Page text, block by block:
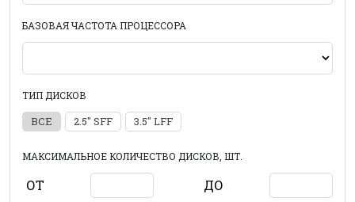
БАЗОВАЯ ЧАСТОТА ПРОЦЕССОРА
ТИП ДИСКОВ
ВСЕ 2.5" SFF 3.5" LFF
МАКСИМАЛЬНОЕ КОЛИЧЕСТВО ДИСКОВ, ШТ.
ОТ ДО